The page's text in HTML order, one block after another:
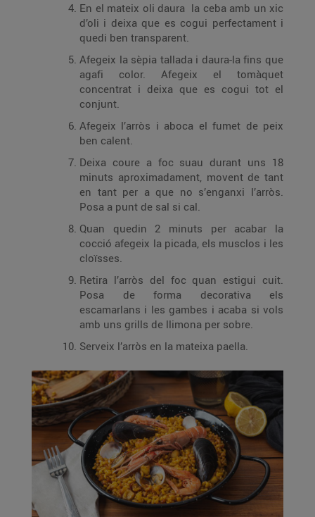
En el mateix oli daura la ceba amb un xic
d’oli i deixa que es cogui perfectament i
quedi ben transparent.
Afegeix la sèpia tallada i daura-la fins que
agafi color. Afegeix el tomàquet
concentrat i deixa que es cogui tot el
conjunt.
Afegeix l’arròs i aboca el fumet de peix
ben calent.
Deixa coure a foc suau durant uns 18
minuts aproximadament, movent de tant
en tant per a que no s’enganxi l’arròs.
Posa a punt de sal si cal.
Quan quedin 2 minuts per acabar la
cocció afegeix la picada, els musclos i les
cloïsses.
Retira l’arròs del foc quan estigui cuit.
Posa de forma decorativa els
escamarlans i les gambes i acaba si vols
amb uns grills de llimona per sobre.
Serveix l’arròs en la mateixa paella.